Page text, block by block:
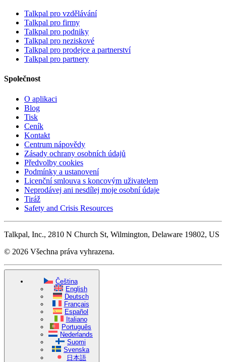
Talkpal pro vzdělávání
Talkpal pro firmy
Talkpal pro podniky
Talkpal pro neziskové
Talkpal pro prodejce a partnerství
Talkpal pro partnery
Společnost
O aplikaci
Blog
Tisk
Ceník
Kontakt
Centrum nápovědy
Zásady ochrany osobních údajů
Předvolby cookies
Podmínky a ustanovení
Licenční smlouva s koncovým uživatelem
Neprodávej ani nesdílej moje osobní údaje
Tiráž
Safety and Crisis Resources
Talkpal, Inc., 2810 N Church St, Wilmington, Delaware 19802, US
© 2026 Všechna práva vyhrazena.
Čeština
English
Deutsch
Français
Español
Italiano
Português
Nederlands
Suomi
Svenska
日本語